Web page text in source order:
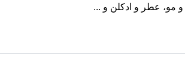
مو، عطر و ادکلن و ...